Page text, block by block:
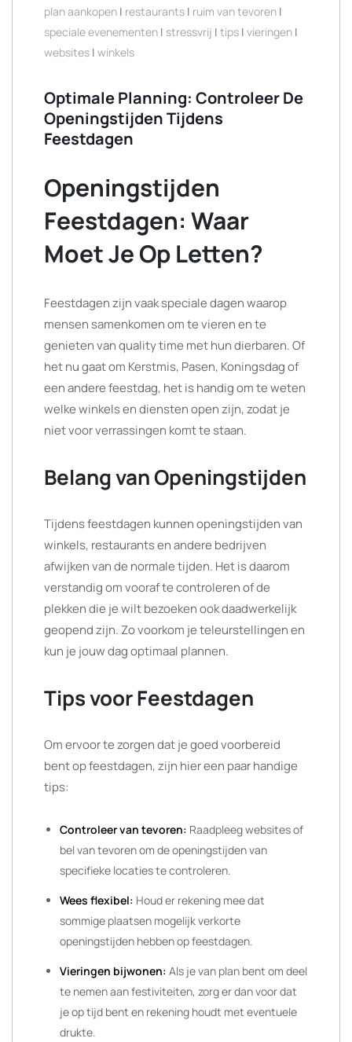
plan aankopen | restaurants | ruim van tevoren |
speciale evenementen | stressvrij | tips | vieringen |
websites | winkels
Optimale Planning: Controleer De
Openingstijden Tijdens
Feestdagen
Openingstijden
Feestdagen: Waar
Moet Je Op Letten?
Feestdagen zijn vaak speciale dagen waarop
mensen samenkomen om te vieren en te
genieten van quality time met hun dierbaren. Of
het nu gaat om Kerstmis, Pasen, Koningsdag of
een andere feestdag, het is handig om te weten
welke winkels en diensten open zijn, zodat je
niet voor verrassingen komt te staan.
Belang van Openingstijden
Tijdens feestdagen kunnen openingstijden van
winkels, restaurants en andere bedrijven
afwijken van de normale tijden. Het is daarom
verstandig om vooraf te controleren of de
plekken die je wilt bezoeken ook daadwerkelijk
geopend zijn. Zo voorkom je teleurstellingen en
kun je jouw dag optimaal plannen.
Tips voor Feestdagen
Om ervoor te zorgen dat je goed voorbereid
bent op feestdagen, zijn hier een paar handige
tips:
Controleer van tevoren: Raadpleeg websites of
bel van tevoren om de openingstijden van
specifieke locaties te controleren.
Wees flexibel: Houd er rekening mee dat
sommige plaatsen mogelijk verkorte
openingstijden hebben op feestdagen.
Vieringen bijwonen: Als je van plan bent om deel
te nemen aan festiviteiten, zorg er dan voor dat
je op tijd bent en rekening houdt met eventuele
drukte.